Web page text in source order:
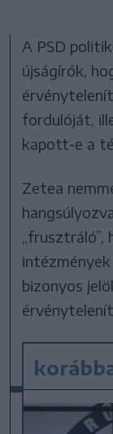
A PSD
újságírók,
fordulóját,
kapott-e a
Zetea
„frusztráló”,
bizonyos